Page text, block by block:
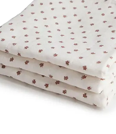
AAN HUIS